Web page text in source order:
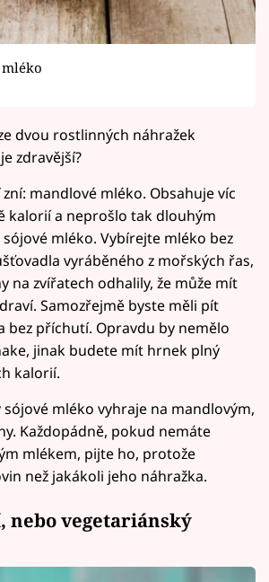
dvou rostlinných náhražek
zdravější?
mandlové mléko. Obsahuje víc
kalorií a neprošlo tak dlouhým
mléko. Vybírejte mléko bez
vyráběného z mořských řas,
na zvířatech odhalily, že může mít
Samozřejmě byste měli pít
bez příchutí. Opravdu by nemělo
jinak budete mít hrnek plný
kalorií.
sójové mléko vyhraje na mandlovým,
Každopádně, pokud nemáte
mlékem, pijte ho, protože
než jakákoli jeho náhražka.
nebo vegetariánský